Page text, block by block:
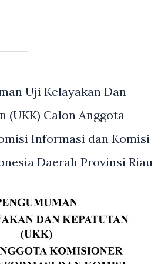
Uji Kelayakan Dan
(UKK) Calon Anggota
Informasi dan Komisi
Daerah Provinsi Riau